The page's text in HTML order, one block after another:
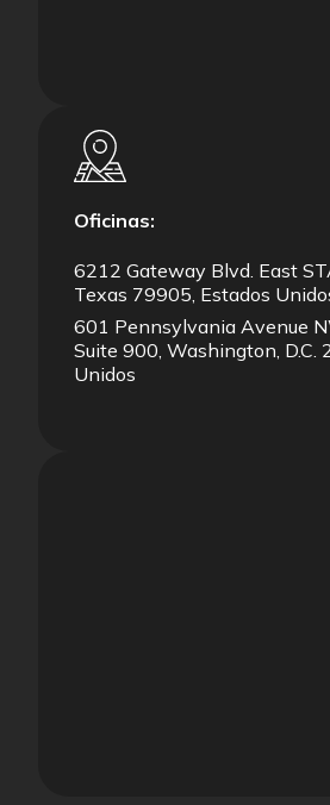
Oficinas:
6212 Gateway Blvd. East
Texas 79905, Estados
601 Pennsylvania Avenue
Suite 900, Washington, D.C.
Unidos